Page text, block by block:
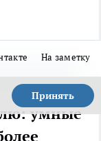
На заметку
Принять
умные